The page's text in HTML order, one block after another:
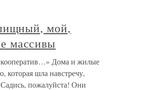
мой,
массивы
Дома и жилые
шла навстречу,
пожалуйста! Они